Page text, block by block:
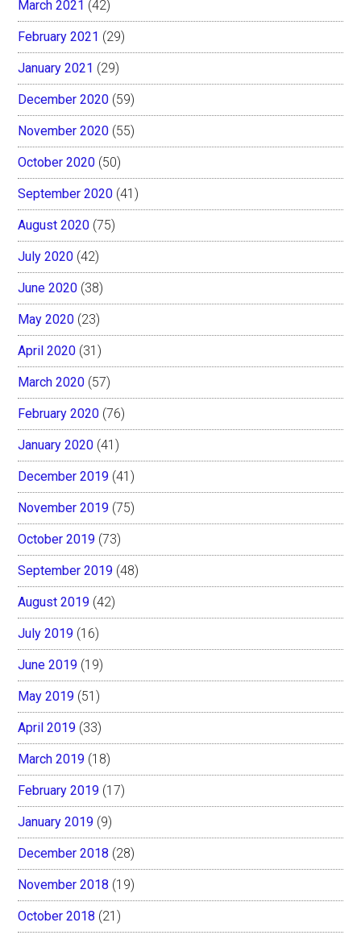
March 2021 (42)
February 2021 (29)
January 2021 (29)
December 2020 (59)
November 2020 (55)
October 2020 (50)
September 2020 (41)
August 2020 (75)
July 2020 (42)
June 2020 (38)
May 2020 (23)
April 2020 (31)
March 2020 (57)
February 2020 (76)
January 2020 (41)
December 2019 (41)
November 2019 (75)
October 2019 (73)
September 2019 (48)
August 2019 (42)
July 2019 (16)
June 2019 (19)
May 2019 (51)
April 2019 (33)
March 2019 (18)
February 2019 (17)
January 2019 (9)
December 2018 (28)
November 2018 (19)
October 2018 (21)